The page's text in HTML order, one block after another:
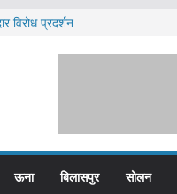
विरोध प्रदर्शन
बड़ी हेरोइन की खेप बरामद
ऊना बिलासपुर सोलन